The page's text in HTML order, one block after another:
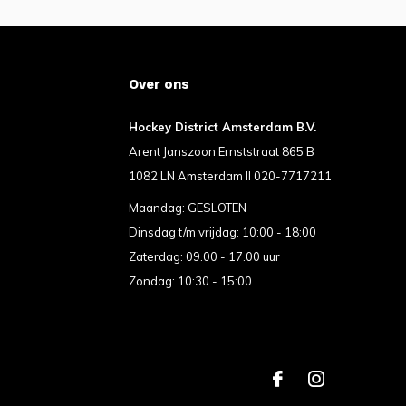
Over ons
Hockey District Amsterdam B.V.
Arent Janszoon Ernststraat 865 B
1082 LN Amsterdam II 020-7717211
Maandag: GESLOTEN
Dinsdag t/m vrijdag: 10:00 - 18:00
Zaterdag: 09.00 - 17.00 uur
Zondag: 10:30 - 15:00